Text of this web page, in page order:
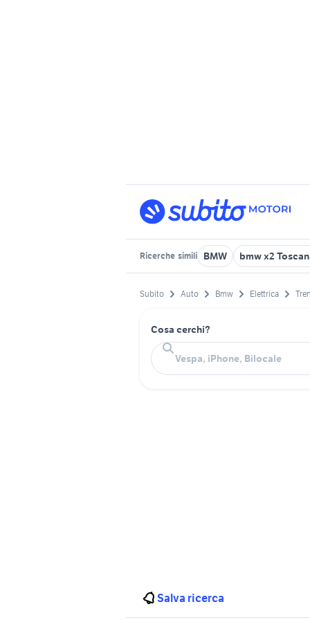
Ricerche simili BMW bmw x2
Subito Auto Bmw Elettrica
Cosa cerchi?
Salva ricerca